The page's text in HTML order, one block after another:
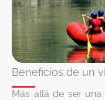
Beneficios de un
Más allá de ser una